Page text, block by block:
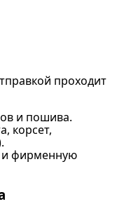
проходит
и пошива.
корсет,
и фирменную